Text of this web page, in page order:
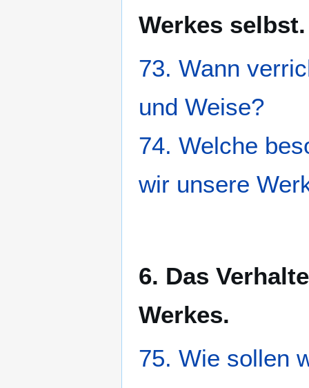
Werkes selbst.
73. Wann
und Weise?
74. Welche
wir unsere
6. Das
Werkes.
75. Wie sollen